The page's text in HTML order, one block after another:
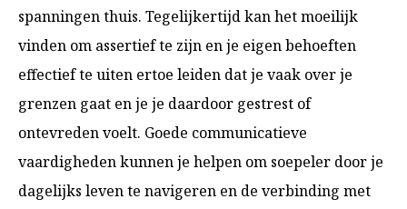
spanningen thuis. Tegelijkertijd kan het moeilijk
vinden om assertief te zijn en je eigen behoeften
effectief te uiten ertoe leiden dat je vaak over je
grenzen gaat en je je daardoor gestrest of
ontevreden voelt. Goede communicatieve
vaardigheden kunnen je helpen om soepeler door je
dagelijks leven te navigeren en de verbinding met